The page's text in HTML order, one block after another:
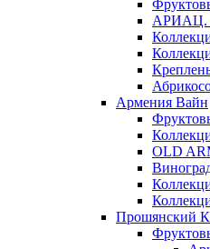
Армения Вайн
OLD
Прошянский